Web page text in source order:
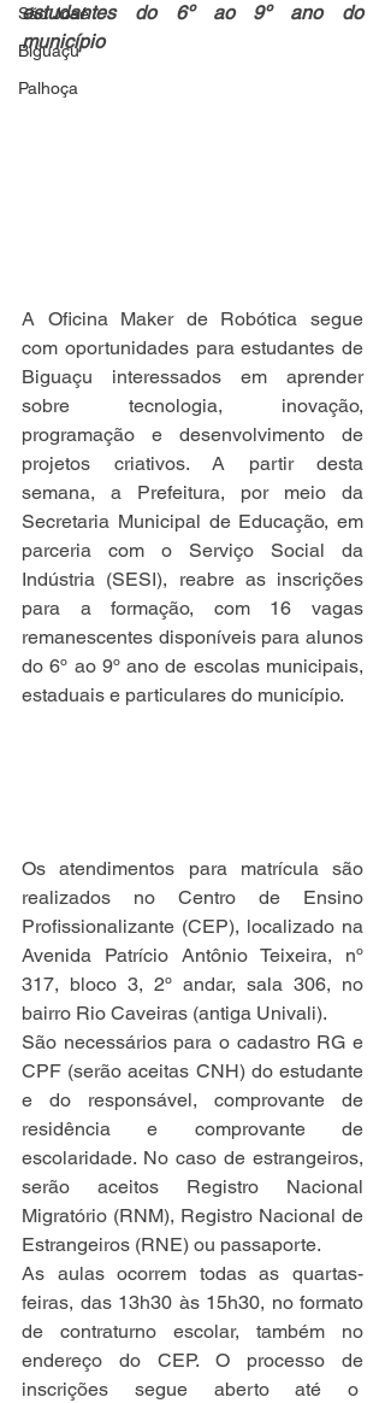
São José
Biguaçu
Palhoça
estudantes do 6º ao 9º ano do
município
A Oficina Maker de Robótica segue
com oportunidades para estudantes de
Biguaçu interessados em aprender
sobre tecnologia, inovação,
programação e desenvolvimento de
projetos criativos. A partir desta
semana, a Prefeitura, por meio da
Secretaria Municipal de Educação, em
parceria com o Serviço Social da
Indústria (SESI), reabre as inscrições
para a formação, com 16 vagas
remanescentes disponíveis para alunos
do 6º ao 9º ano de escolas municipais,
estaduais e particulares do município.
Os atendimentos para matrícula são
realizados no Centro de Ensino
Profissionalizante (CEP), localizado na
Avenida Patrício Antônio Teixeira, nº
317, bloco 3, 2º andar, sala 306, no
bairro Rio Caveiras (antiga Univali).
São necessários para o cadastro RG e
CPF (serão aceitas CNH) do estudante
e do responsável, comprovante de
residência e comprovante de
escolaridade. No caso de estrangeiros,
serão aceitos Registro Nacional
Migratório (RNM), Registro Nacional de
Estrangeiros (RNE) ou passaporte.
As aulas ocorrem todas as quartas-
feiras, das 13h30 às 15h30, no formato
de contraturno escolar, também no
endereço do CEP. O processo de
inscrições segue aberto até o